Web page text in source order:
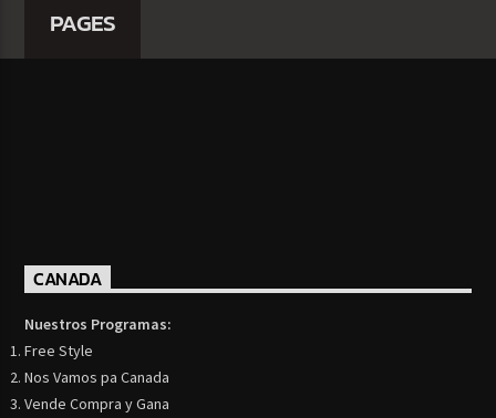
PAGES
CANADA
Nuestros Programas:
Free Style
Nos Vamos pa Canada
Vende Compra y Gana